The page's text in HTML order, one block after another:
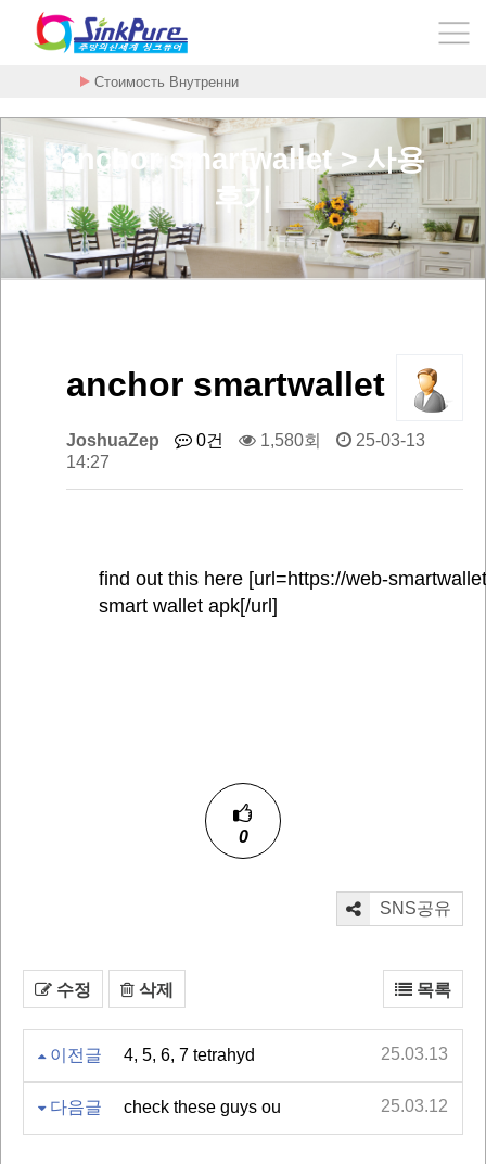
Стоимость Внутренни
anchor smartwallet > 사용
후기
anchor smartwallet
JoshuaZep 0건 1,580회
25-03-13
14:27
find out this here [url=https://web-
smart wallet apk[/url]
0
SNS공유
수정 삭제 목록
이전글 4, 5, 6, 7 tetrahyd 25.03.13
다음글 check these guys ou 25.03.12